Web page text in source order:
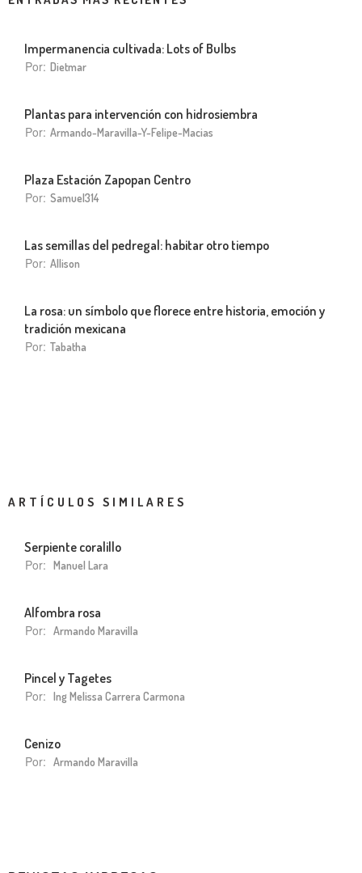
Impermanencia cultivada: Lots of Bulbs
Por: Dietmar
Plantas para intervención con hidrosiembra
Por: Armando-Maravilla-Y-Felipe-Macias
Plaza Estación Zapopan Centro
Por: Samuel314
Las semillas del pedregal: habitar otro tiempo
Por: Allison
La rosa: un símbolo que florece entre historia, emoción y
tradición mexicana
Por: Tabatha
ARTÍCULOS SIMILARES
Serpiente coralillo
Por: Manuel Lara
Alfombra rosa
Por: Armando Maravilla
Pincel y Tagetes
Por: Ing Melissa Carrera Carmona
Cenizo
Por: Armando Maravilla